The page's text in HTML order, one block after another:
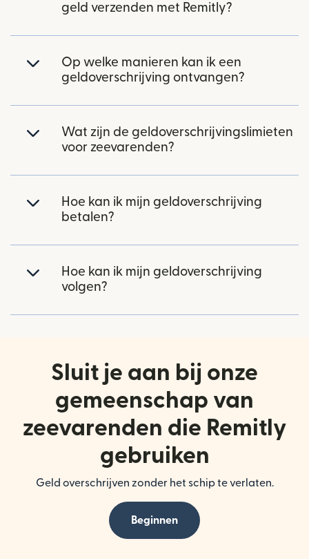
geld verzenden met Remitly?
Op welke manieren kan ik een
geldoverschrijving ontvangen?
Wat zijn de geldoverschrijvingslimieten
voor zeevarenden?
Hoe kan ik mijn geldoverschrijving
betalen?
Hoe kan ik mijn geldoverschrijving
volgen?
Sluit je aan bij onze
gemeenschap van
zeevarenden die Remitly
gebruiken
Geld overschrijven zonder het schip te verlaten.
Beginnen